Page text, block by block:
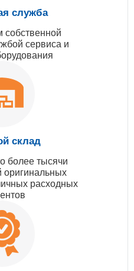
служба
сервиса и
склад
более тысячи
оригинальных
расходных